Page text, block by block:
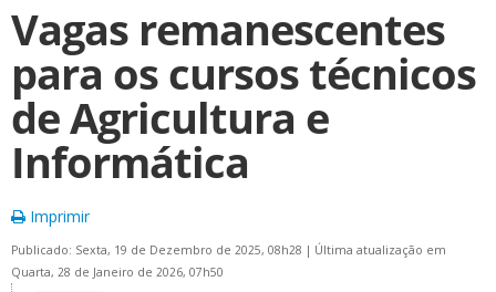
Vagas remanescentes
para os cursos técnicos
de Agricultura e
Informática
Imprimir
Publicado: Sexta, 19 de Dezembro de 2025, 08h28 | Última atualização em
Quarta, 28 de Janeiro de 2026, 07h50